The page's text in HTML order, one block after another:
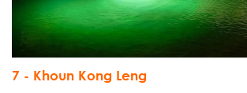
7 - Khoun Kong Leng